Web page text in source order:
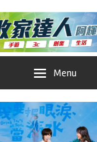
Menu